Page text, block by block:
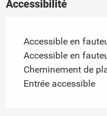
Accessibilité
Accessible en
Accessible en
Cheminement de
Entrée accessible